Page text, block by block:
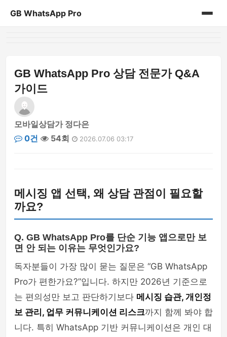
GB WhatsApp Pro
GB WhatsApp Pro 상담 전문가 Q&A
가이드
모바일상담가 정다은
0건
54회 2026.07.06 03:17
메시징 앱 선택, 왜 상담 관점이 필요할
까요?
Q. GB WhatsApp Pro를 단순 기능 앱으로만 보
면 안 되는 이유는 무엇인가요?
독자분들이 가장 많이 묻는 질문은 “GB WhatsApp
Pro가 편한가요?”입니다. 하지만 2026년 기준으로
는 편의성만 보고 판단하기보다 메시징 습관, 개인정
보 관리, 업무 커뮤니케이션 리스크까지 함께 봐야 합
니다. 특히 WhatsApp 기반 커뮤니케이션은 개인 대